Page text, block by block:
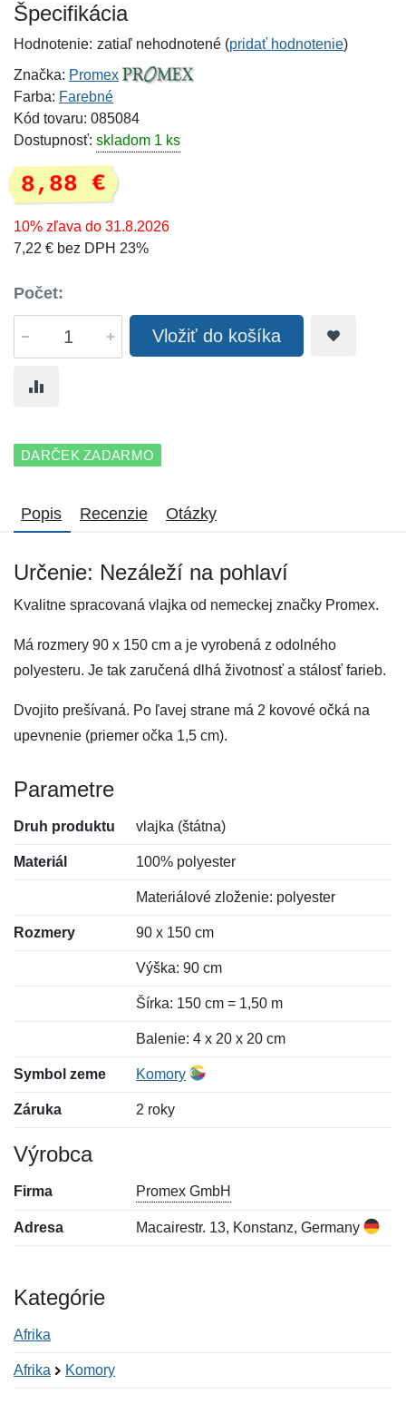
Špecifikácia
Hodnotenie: zatiaľ nehodnotené (pridať hodnotenie)
Značka: Promex
Farba: Farebné
Kód tovaru: 085084
Dostupnosť: skladom 1 ks
8,88 €
10% zľava do 31.8.2026
7,22 € bez DPH 23%
Počet:
Vložiť do košíka
DARČEK ZADARMO
Popis Recenzie Otázky
Určenie: Nezáleží na pohlaví
Kvalitne spracovaná vlajka od nemeckej značky Promex.
Má rozmery 90 x 150 cm a je vyrobená z odolného
polyesteru. Je tak zaručená dlhá životnosť a stálosť farieb.
Dvojito prešívaná. Po ľavej strane má 2 kovové očká na
upevnenie (priemer očka 1,5 cm).
Parametre
Druh produktu vlajka (štátna)
Materiál 100% polyester
Materiálové zloženie: polyester
Rozmery 90 x 150 cm
Výška: 90 cm
Šírka: 150 cm = 1,50 m
Balenie: 4 x 20 x 20 cm
Symbol zeme Komory
Záruka 2 roky
Výrobca
Firma Promex GmbH
Adresa Macairestr. 13, Konstanz, Germany
Kategórie
Afrika
Afrika Komory